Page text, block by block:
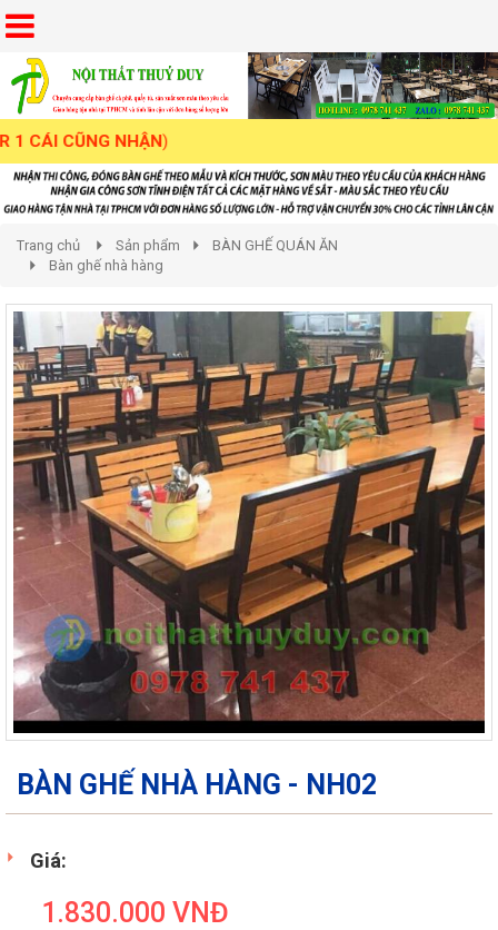
CŨNG NHẬN)
Trang chủ Sản phẩm
BÀN GHẾ QUÁN ĂN
Bàn ghế nhà hàng
BÀN GHẾ NHÀ HÀNG - NH02
Giá:
1.830.000 VNĐ